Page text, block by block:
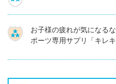
お子様の疲れが気になる
ポーツ専用サプリ「キレキ